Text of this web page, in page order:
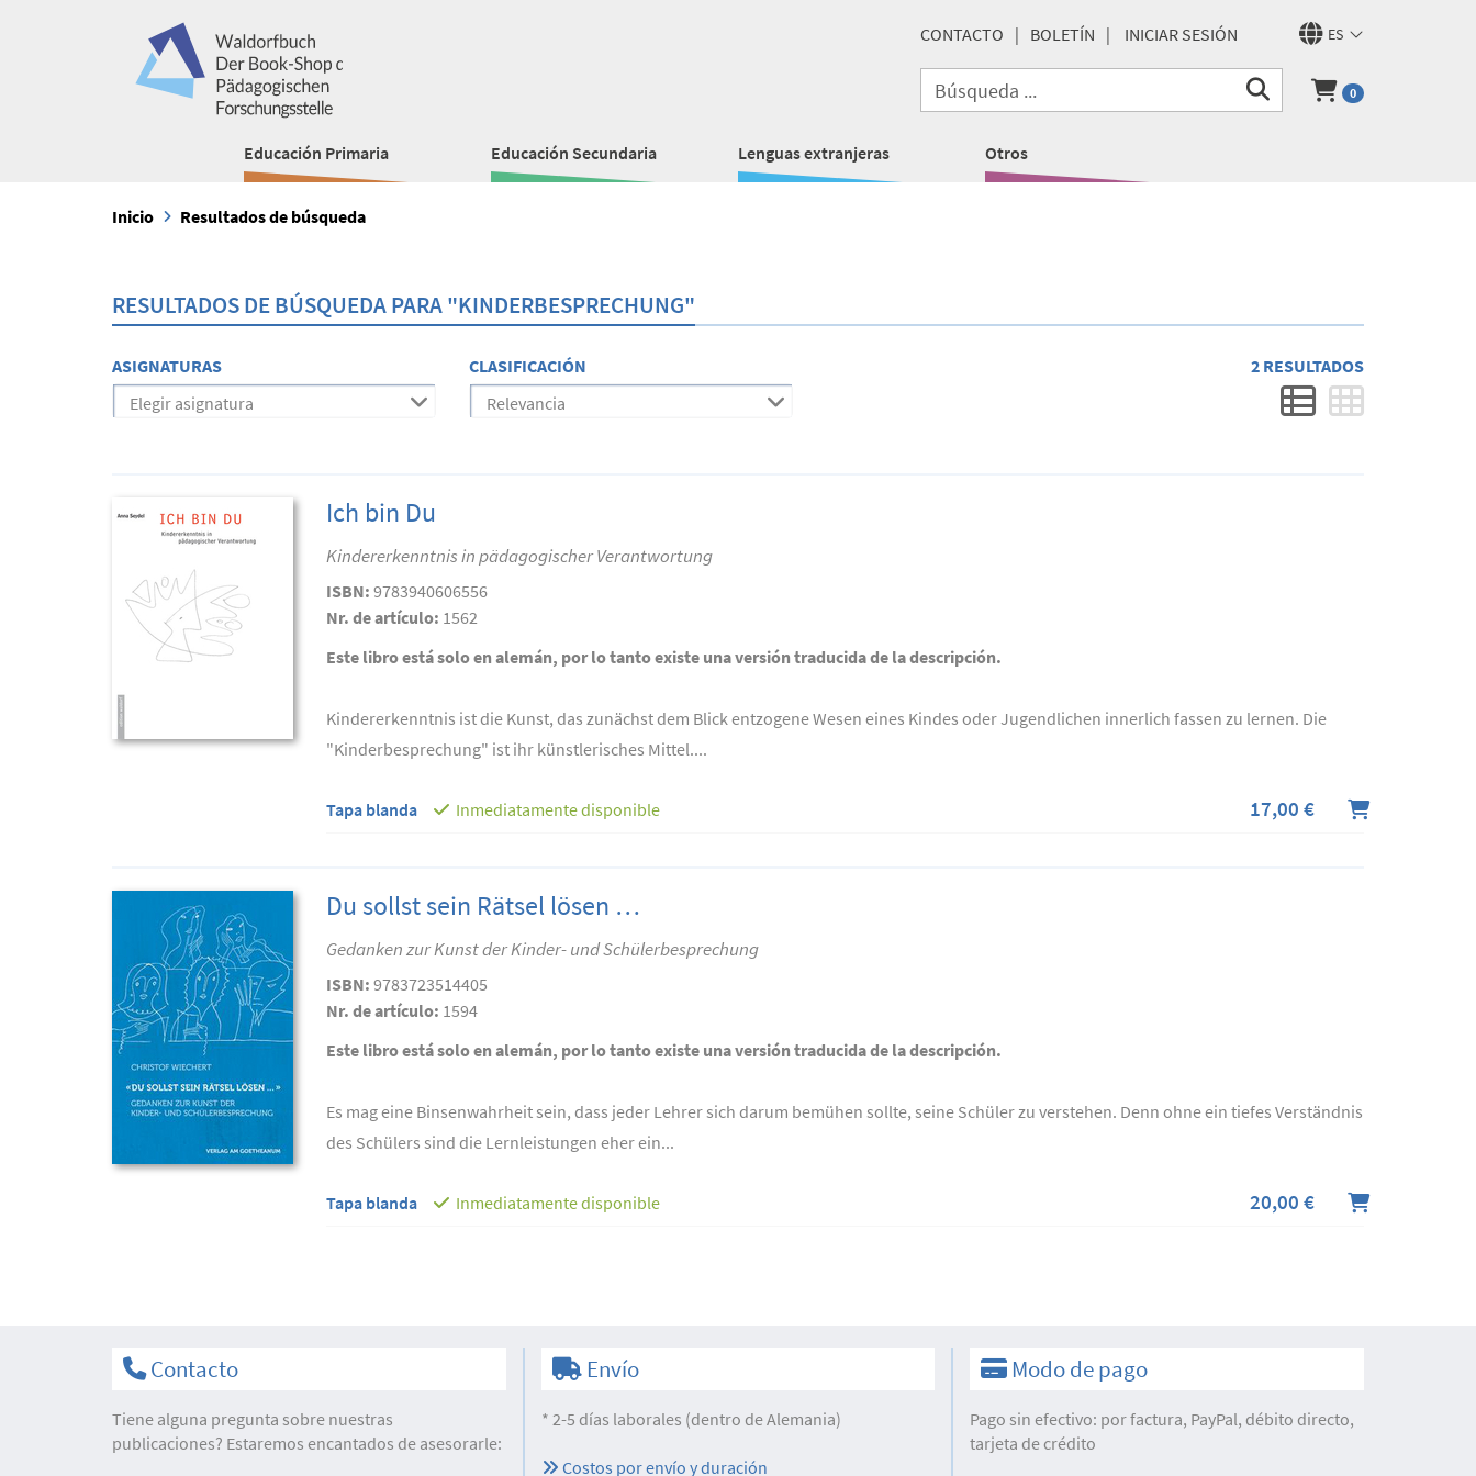
ES
CONTACTO BOLETÍN INICIAR SESIÓN
0
Educación Primaria Educación Secundaria Lenguas extranjeras Otros
Inicio Resultados de búsqueda
RESULTADOS DE BÚSQUEDA PARA "KINDERBESPRECHUNG"
ASIGNATURAS
Elegir asignatura
CLASIFICACIÓN
Relevancia
2 RESULTADOS
Ich bin Du
Kindererkenntnis in pädagogischer Verantwortung
ISBN: 9783940606556
Nr. de artículo: 1562
Este libro está solo en alemán, por lo tanto existe una versión traducida de la descripción.
Kindererkenntnis ist die Kunst, das zunächst dem Blick entzogene Wesen eines Kindes oder Jugendlichen innerlich fassen zu lernen. Die
"Kinderbesprechung" ist ihr künstlerisches Mittel....
Tapa blanda Inmediatamente disponible 17,00 €
Du sollst sein Rätsel lösen …
Gedanken zur Kunst der Kinder- und Schülerbesprechung
ISBN: 9783723514405
Nr. de artículo: 1594
Este libro está solo en alemán, por lo tanto existe una versión traducida de la descripción.
Es mag eine Binsenwahrheit sein, dass jeder Lehrer sich darum bemühen sollte, seine Schüler zu verstehen. Denn ohne ein tiefes Verständnis
des Schülers sind die Lernleistungen eher ein...
Tapa blanda Inmediatamente disponible 20,00 €
Contacto
Tiene alguna pregunta sobre nuestras
publicaciones? Estaremos encantados de asesorarle:
Envío
* 2-5 días laborales (dentro de Alemania)
Costos por envío y duración
Modo de pago
Pago sin efectivo: por factura, PayPal, débito directo,
tarjeta de crédito